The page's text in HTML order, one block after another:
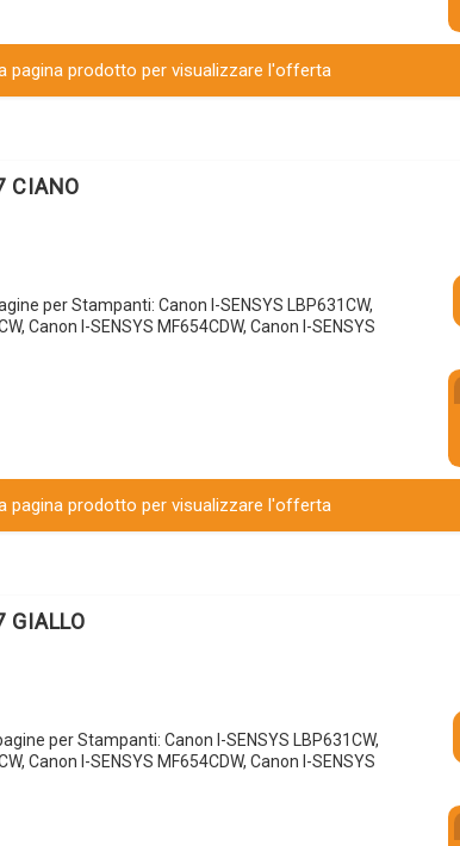
pagina prodotto per visualizzare l'offerta
CIANO
per Stampanti: Canon I-SENSYS LBP631CW,
Canon I-SENSYS MF654CDW, Canon I-SENSYS
pagina prodotto per visualizzare l'offerta
per Stampanti: Canon I-SENSYS LBP631CW,
Canon I-SENSYS MF654CDW, Canon I-SENSYS